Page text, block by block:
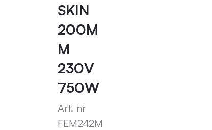
SKIN
200M
M
230V
750W
Art. nr
FEM242M